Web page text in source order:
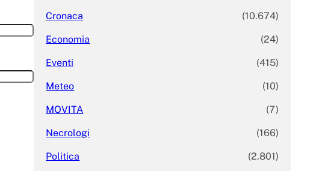
Cronaca (10.674)
Economia (24)
Eventi (415)
Meteo (10)
MOVITA (7)
Necrologi (166)
Politica (2.801)